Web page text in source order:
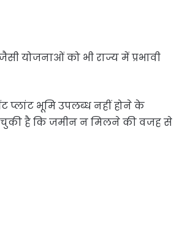
योजनाओं को भी राज्य में प्रभावी
प्लांट भूमि उपलब्ध नहीं होने के
चुकी है कि जमीन न मिलने की वजह से